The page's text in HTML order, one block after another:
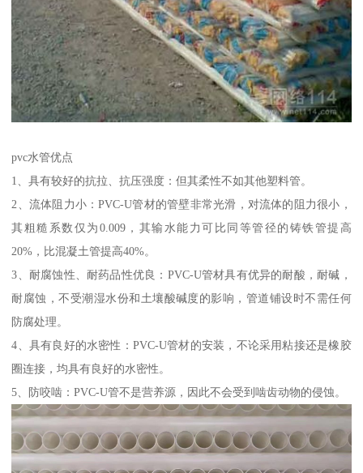
pvc水管优点
1、具有较好的抗拉、抗压强度：但其柔性不如其他塑料管。
2、流体阻力小：PVC-U管材的管壁非常光滑，对流体的阻力很小，
其粗糙系数仅为0.009，其输水能力可比同等管径的铸铁管提高
20%，比混凝土管提高40%。
3、耐腐蚀性、耐药品性优良：PVC-U管材具有优异的耐酸，耐碱，
耐腐蚀，不受潮湿水份和土壤酸碱度的影响，管道铺设时不需任何
防腐处理。
4、具有良好的水密性：PVC-U管材的安装，不论采用粘接还是橡胶
圈连接，均具有良好的水密性。
5、防咬啮：PVC-U管不是营养源，因此不会受到啮齿动物的侵蚀。